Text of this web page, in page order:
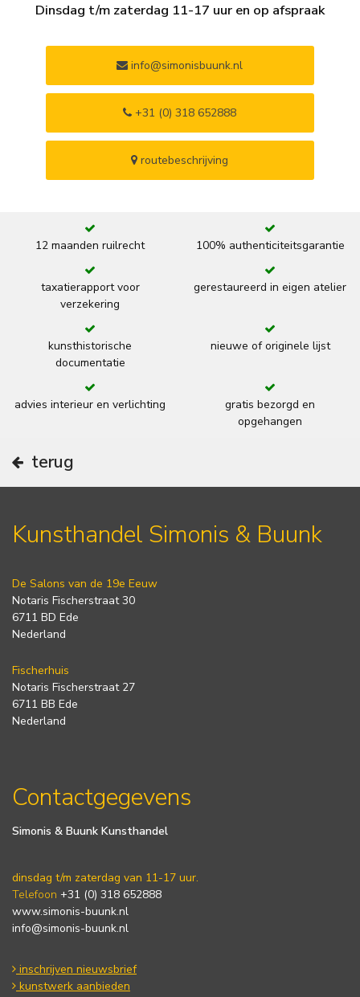
Dinsdag t/m zaterdag 11-17 uur en op afspraak
info@simonisbuunk.nl
+31 (0) 318 652888
routebeschrijving
12 maanden ruilrecht 100% authenticiteitsgarantie
taxatierapport voor
verzekering
gerestaureerd in eigen atelier
kunsthistorische
documentatie
nieuwe of originele lijst
advies interieur en verlichting
gratis bezorgd en
opgehangen
terug
Kunsthandel Simonis & Buunk
De Salons van de 19e Eeuw
Notaris Fischerstraat 30
6711 BD Ede
Nederland
Fischerhuis
Notaris Fischerstraat 27
6711 BB Ede
Nederland
Contactgegevens
Simonis & Buunk Kunsthandel
dinsdag t/m zaterdag van 11-17 uur.
Telefoon +31 (0) 318 652888
www.simonis-buunk.nl
info@simonis-buunk.nl
inschrijven nieuwsbrief
kunstwerk aanbieden